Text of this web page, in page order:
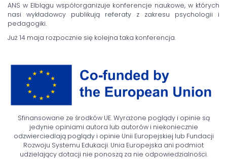
ANS w Elblągu współorganizuje konferencje naukowe, w których
nasi wykładowcy publikują referaty z zakresu psychologii i
pedagogiki.
Już 14 maja rozpocznie się kolejna taka konferencja.
Sfinansowane ze środków UE. Wyrażone poglądy i opinie są
jedynie opiniami autora lub autorów i niekoniecznie
odzwierciedlają poglądy i opinie Unii Europejskiej lub Fundacji
Rozwoju Systemu Edukacji. Unia Europejska ani podmiot
udzielający dotacji nie ponoszą za nie odpowiedzialności.